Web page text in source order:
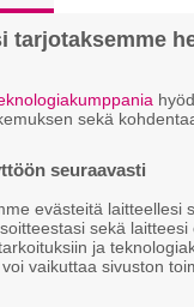
tarjotaksemme
sekä
seuraavasti
evästeitä laitteellesi
sekä
ja
vaikuttaa sivuston